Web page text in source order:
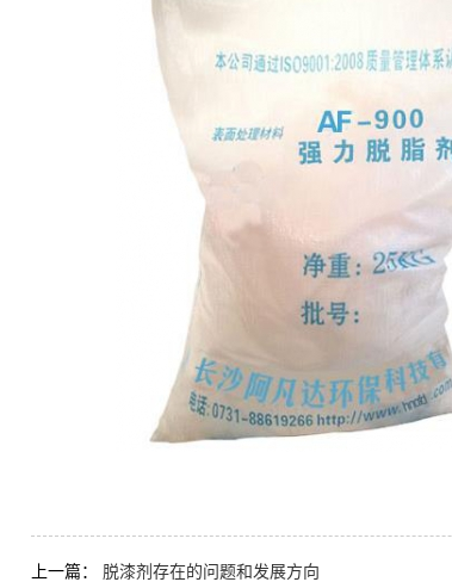
上一篇： 脱漆剂存在的问题和发展方向